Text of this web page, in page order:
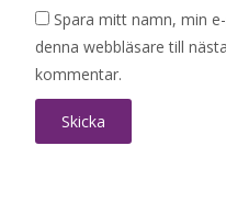
Spara mitt namn, min
denna webbläsare till
kommentar.